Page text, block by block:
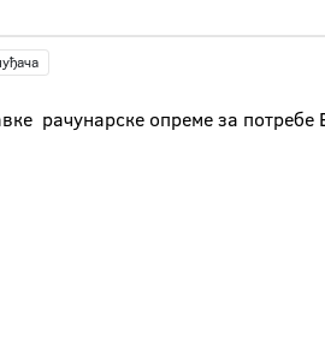
рачунарске опреме за потребе